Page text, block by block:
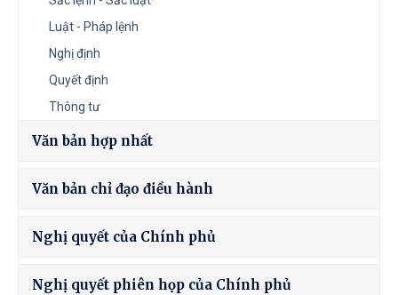
Luật - Pháp lệnh
Nghị định
Quyết định
Thông tư
Văn bản hợp nhất
Văn bản chỉ đạo điều hành
Nghị quyết của Chính phủ
Nghị quyết phiên họp của Chính phủ